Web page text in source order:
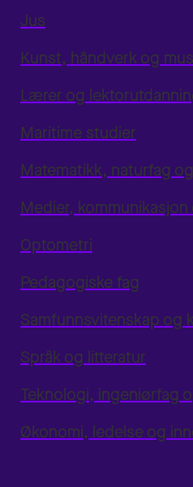
Jus
Kunst, håndverk og
Lærer og
Maritime studier
Matematikk, naturfag
Medier,
Optometri
Pedagogiske fag
Samfunnsvitenskap og
Språk og litteratur
Teknologi, ingeniørfag
Økonomi, ledelse og